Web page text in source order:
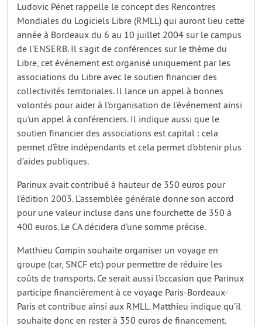
Ludovic Pénet rappelle le concept des Rencontres
Mondiales du Logiciels Libre (RMLL) qui auront lieu cette
année à Bordeaux du 6 au 10 juillet 2004 sur le campus
de l’ENSERB. Il s’agit de conférences sur le thème du
Libre, cet événement est organisé uniquement par les
associations du Libre avec le soutien financier des
collectivités territoriales. Il lance un appel à bonnes
volontés pour aider à l’organisation de l’événement ainsi
qu’un appel à conférenciers. Il indique aussi que le
soutien financier des associations est capital : cela
permet d’être indépendants et cela permet d’obtenir plus
d’aides publiques.
Parinux avait contribué à hauteur de 350 euros pour
l’édition 2003. L’assemblée générale donne son accord
pour une valeur incluse dans une fourchette de 350 à
400 euros. Le CA décidera d’une somme précise.
Matthieu Compin souhaite organiser un voyage en
groupe (car, SNCF etc) pour permettre de réduire les
coûts de transports. Ce serait aussi l’occasion que Parinux
participe financièrement à ce voyage Paris-Bordeaux-
Paris et contribue ainsi aux RMLL. Matthieu indique qu’il
souhaite donc en rester à 350 euros de financement.